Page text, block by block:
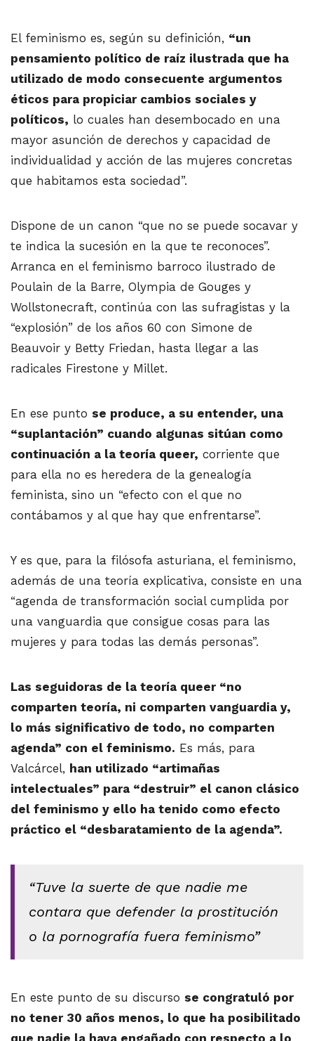
El feminismo es, según su definición, “un
pensamiento político de raíz ilustrada que ha
utilizado de modo consecuente argumentos
éticos para propiciar cambios sociales y
políticos, lo cuales han desembocado en una
mayor asunción de derechos y capacidad de
individualidad y acción de las mujeres concretas
que habitamos esta sociedad”.
Dispone de un canon “que no se puede socavar y
te indica la sucesión en la que te reconoces”.
Arranca en el feminismo barroco ilustrado de
Poulain de la Barre, Olympia de Gouges y
Wollstonecraft, continúa con las sufragistas y la
“explosión” de los años 60 con Simone de
Beauvoir y Betty Friedan, hasta llegar a las
radicales Firestone y Millet.
En ese punto se produce, a su entender, una
“suplantación” cuando algunas sitúan como
continuación a la teoría queer, corriente que
para ella no es heredera de la genealogía
feminista, sino un “efecto con el que no
contábamos y al que hay que enfrentarse”.
Y es que, para la filósofa asturiana, el feminismo,
además de una teoría explicativa, consiste en una
“agenda de transformación social cumplida por
una vanguardia que consigue cosas para las
mujeres y para todas las demás personas”.
Las seguidoras de la teoría queer “no
comparten teoría, ni comparten vanguardia y,
lo más significativo de todo, no comparten
agenda” con el feminismo. Es más, para
Valcárcel, han utilizado “artimañas
intelectuales” para “destruir” el canon clásico
del feminismo y ello ha tenido como efecto
práctico el “desbaratamiento de la agenda”.
“Tuve la suerte de que nadie me
contara que defender la prostitución
o la pornografía fuera feminismo”
En este punto de su discurso se congratuló por
no tener 30 años menos, lo que ha posibilitado
que nadie la haya engañado con respecto a lo